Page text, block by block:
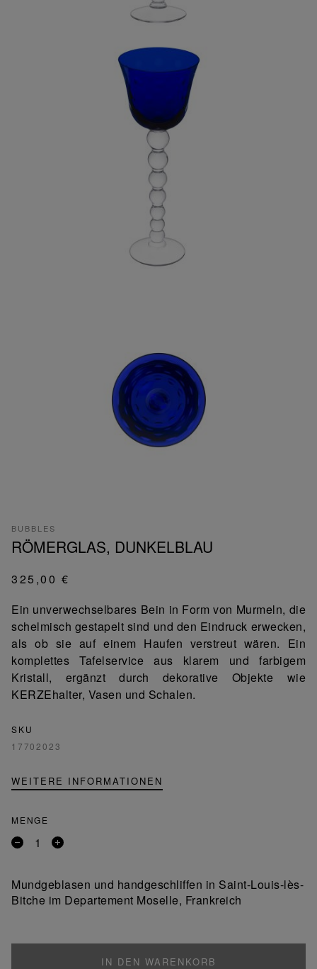
BUBBLES
RÖMERGLAS, DUNKELBLAU
325,00 €
Ein unverwechselbares Bein in Form von Murmeln, die
schelmisch gestapelt sind und den Eindruck erwecken,
als ob sie auf einem Haufen verstreut wären. Ein
komplettes Tafelservice aus klarem und farbigem
Kristall, ergänzt durch dekorative Objekte wie
KERZEhalter, Vasen und Schalen.
SKU
17702023
WEITERE INFORMATIONEN
MENGE
Entfernen
Produkt
Ein
Mundgeblasen und handgeschliffen in Saint-Louis-lès-
Bitche im Departement Moselle, Frankreich
IN DEN WARENKORB